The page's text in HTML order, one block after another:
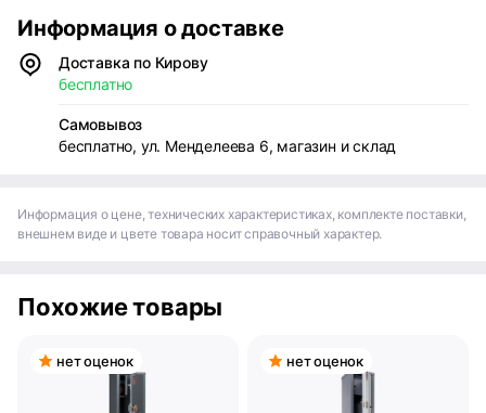
Информация о доставке
Доставка по Кирову
бесплатно
Самовывоз
бесплатно, ул. Менделеева 6, магазин и склад
Информация о цене, технических характеристиках, комплекте поставки,
внешнем виде и цвете товара носит справочный характер.
Похожие товары
нет оценок нет оценок